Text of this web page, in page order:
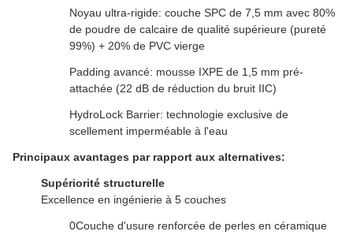
Noyau ultra-rigide: couche SPC de 7,5 mm avec 80%
de poudre de calcaire de qualité supérieure (pureté
99%) + 20% de PVC vierge
Padding avancé: mousse IXPE de 1,5 mm pré-
attachée (22 dB de réduction du bruit IIC)
HydroLock Barrier: technologie exclusive de
scellement imperméable à l'eau
Principaux avantages par rapport aux alternatives:
Supériorité structurelle
Excellence en ingénierie à 5 couches
0Couche d'usure renforcée de perles en céramique